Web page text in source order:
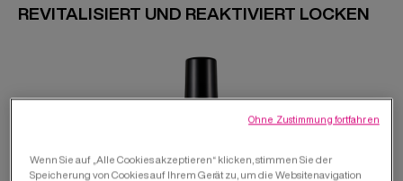
FOR MEN
REVITALISIERT UND REAKTIVIERT LOCKEN
Wenn Sie auf „Alle Cookies akzeptieren“ klicken, stimmen Sie der
Speicherung von Cookies auf Ihrem Gerät zu, um die Websitenavigation
Ohne Zustimmung fortfahren